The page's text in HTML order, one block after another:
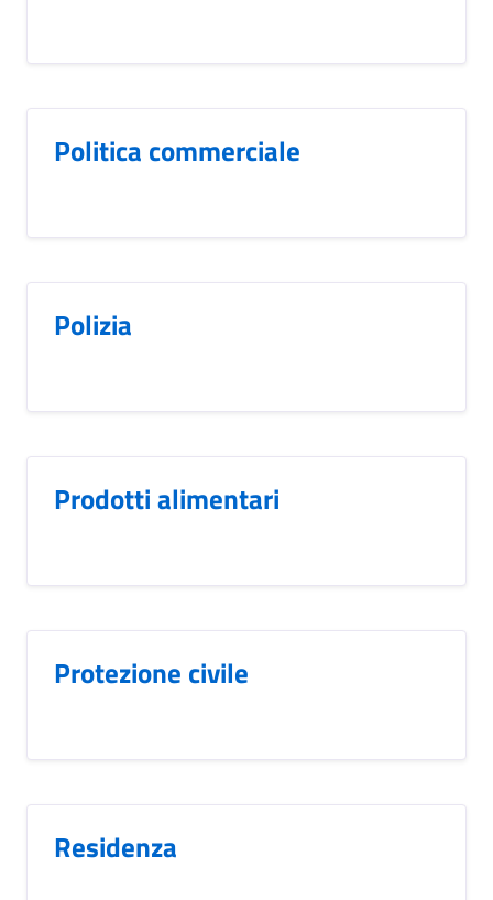
Politica commerciale
Polizia
Prodotti alimentari
Protezione civile
Residenza